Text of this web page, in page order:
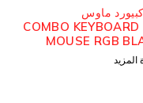
ماوس
COMBO
MOUSE RGB